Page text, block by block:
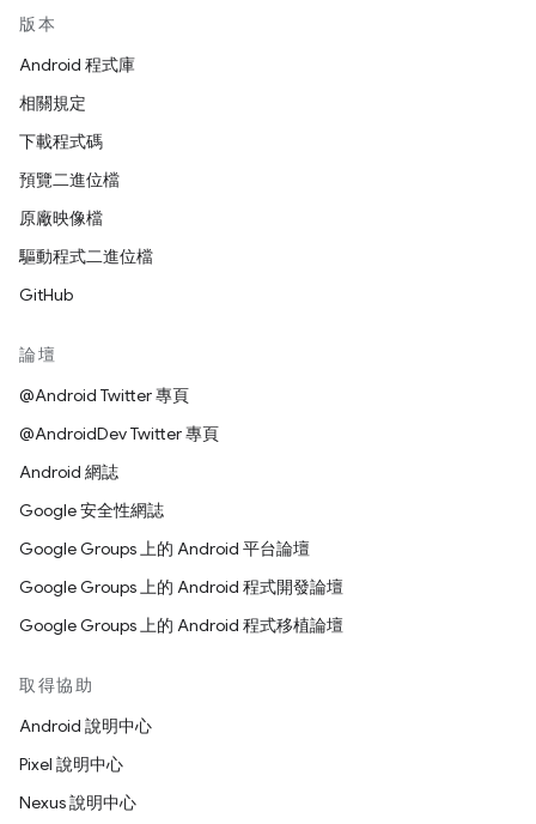
版本
Android 程式庫
相關規定
下載程式碼
預覽二進位檔
原廠映像檔
驅動程式二進位檔
GitHub
論壇
@Android Twitter 專頁
@AndroidDev Twitter 專頁
Android 網誌
Google 安全性網誌
Google Groups 上的 Android 平台論壇
Google Groups 上的 Android 程式開發論壇
Google Groups 上的 Android 程式移植論壇
取得協助
Android 說明中心
Pixel 說明中心
Nexus 說明中心